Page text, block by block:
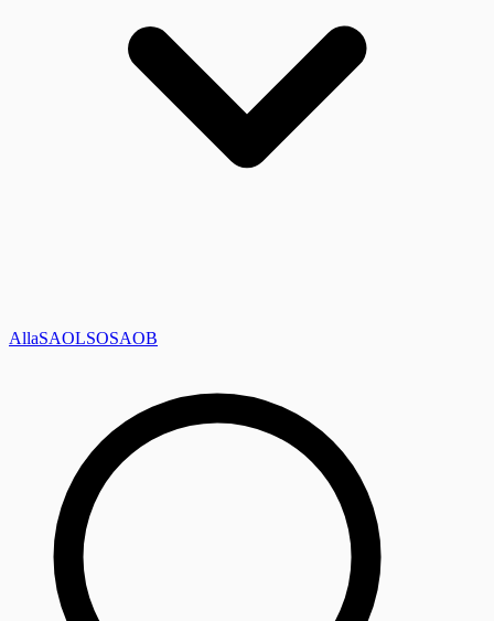
AllaSAOLSOSAOB